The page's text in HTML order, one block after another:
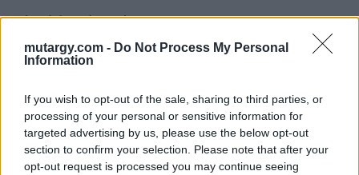
mutargy.com - Do Not Process My Personal
Information
If you wish to opt-out of the sale, sharing to third parties, or
processing of your personal or sensitive information for
targeted advertising by us, please use the below opt-out
section to confirm your selection. Please note that after your
opt-out request is processed you may continue seeing
Eladó adatai
Eladó:Műgyűjtők Háza Kft.
Budapest
1023.Bp. Zsigmond tér 11.
1023
Telefon: 18008123